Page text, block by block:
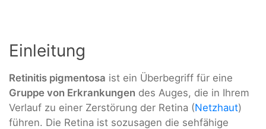
Einleitung
Retinitis pigmentosa ist ein Überbegriff für eine
Gruppe von Erkrankungen des Auges, die in Ihrem
Verlauf zu einer Zerstörung der Retina (Netzhaut)
führen. Die Retina ist sozusagen die sehfähige